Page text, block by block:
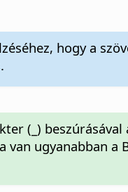
hogy a
(_)
ugyanabban